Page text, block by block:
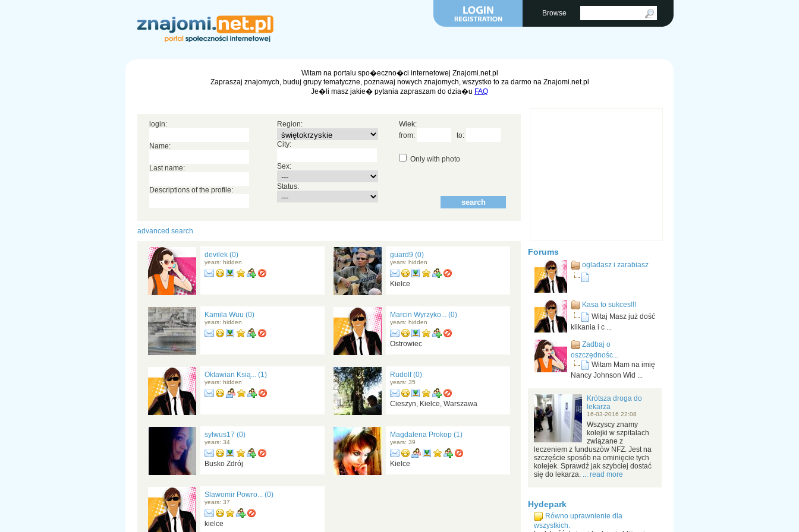
Browse
Witam na portalu spo�eczno�ci internetowej Znajomi.net.pl
Zapraszaj znajomych, buduj grupy tematyczne, poznawaj nowych znajomych, wszystko to za darmo na Znajomi.net.pl
Je�li masz jakie� pytania zapraszam do dzia�u FAQ
login:
Name:
Last name:
Descriptions of the profile:
Region:
City:
Sex:
Status:
Wiek:
from:
to:
Only with photo
advanced search
devilek (0)
years: hidden
guard9 (0)
years: hidden
Kielce
Kamila Wuu (0)
years: hidden
Marcin Wyrzyko... (0)
years: hidden
Ostrowiec
Oktawian Ksią... (1)
years: hidden
Rudolf (0)
years: 35
Cieszyn, Kielce, Warszawa
sylwus17 (0)
years: 34
Busko Zdrój
Magdalena Prokop (1)
years: 39
Kielce
Slawomir Powro... (0)
years: 37
kielce
Forums
ogladasz i zarabiasz
Kasa to sukces!!!
Witaj Masz już dość
klikania i c ...
Zadbaj o
oszczędnośc...
Witam Mam na imię
Nancy Johnson Wid ...
Krótsza droga do
lekarza
16-03-2016 22:08
Wszyscy znamy
kolejki w szpitalach
związane z
leczeniem z funduszów NFZ. Jest na
szczęście sposób na ominięcie tych
kolejek. Sprawdź jak szybciej dostać
się do lekarza. ... read more
Hydepark
Równo uprawnienie dla
wszystkich.